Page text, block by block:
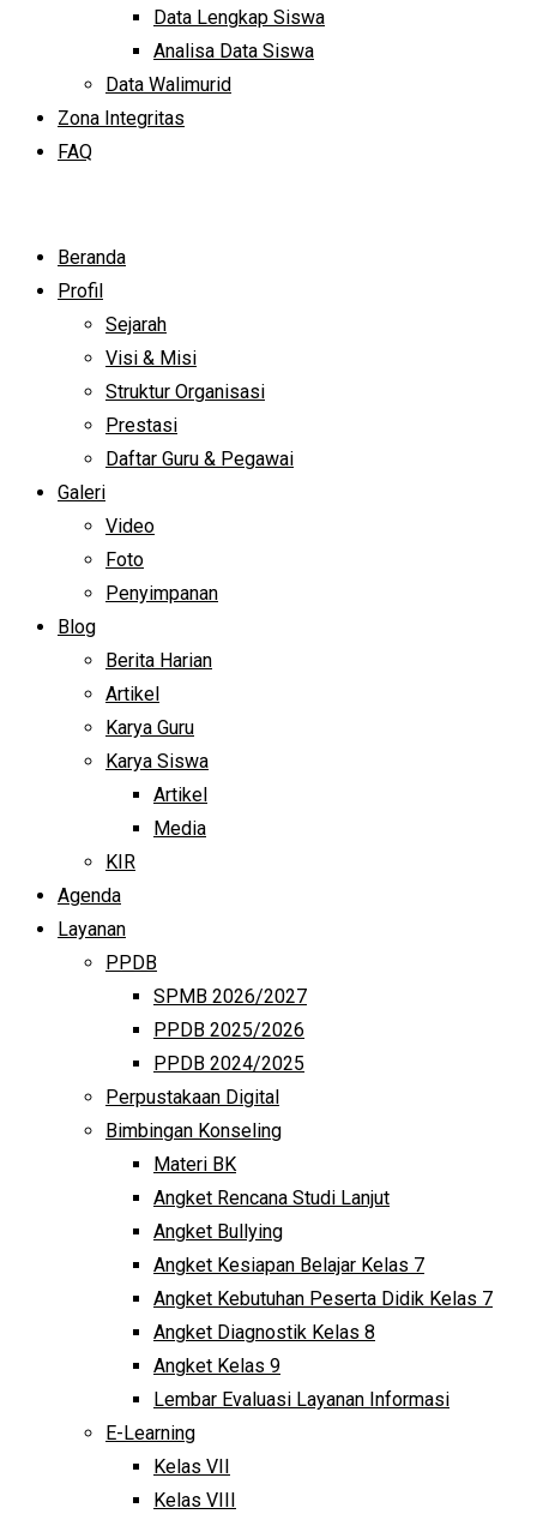
Data Lengkap Siswa
Analisa Data Siswa
Data Walimurid
Zona Integritas
FAQ
Beranda
Profil
Sejarah
Visi & Misi
Struktur Organisasi
Prestasi
Daftar Guru & Pegawai
Galeri
Video
Foto
Penyimpanan
Blog
Berita Harian
Artikel
Karya Guru
Karya Siswa
Artikel
Media
KIR
Agenda
Layanan
PPDB
SPMB 2026/2027
PPDB 2025/2026
PPDB 2024/2025
Perpustakaan Digital
Bimbingan Konseling
Materi BK
Angket Rencana Studi Lanjut
Angket Bullying
Angket Kesiapan Belajar Kelas 7
Angket Kebutuhan Peserta Didik Kelas 7
Angket Diagnostik Kelas 8
Angket Kelas 9
Lembar Evaluasi Layanan Informasi
E-Learning
Kelas VII
Kelas VIII